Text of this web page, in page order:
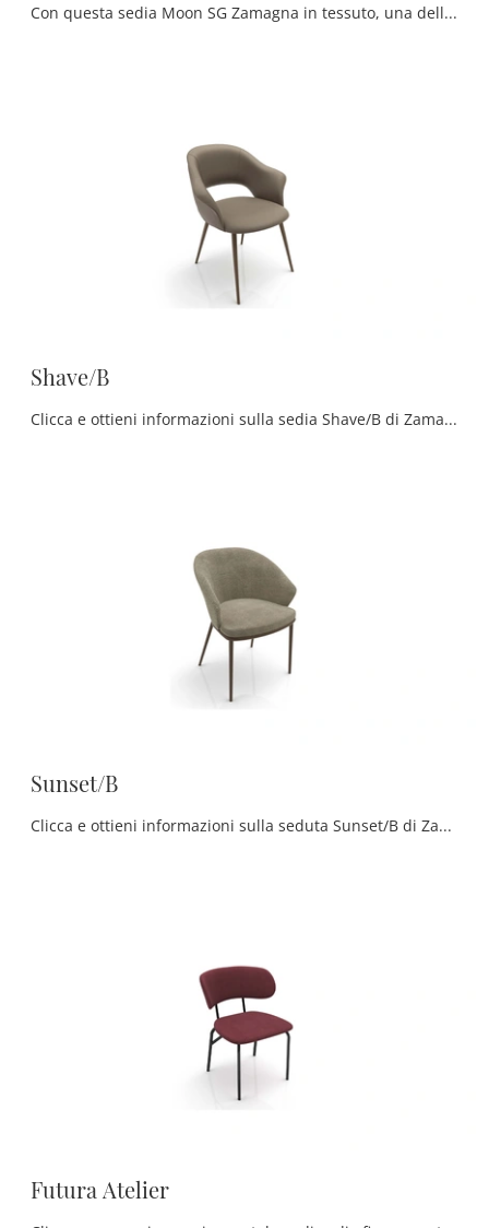
Con questa sedia Moon SG Zamagna in tessuto, una delle nostre sedute sgabelli moderne, potrai arricchire i tuoi interni.
Shave/B
Clicca e ottieni informazioni sulla sedia Shave/B di Zamagna in pelle: le più esclusive Sedie fisse moderne ti attendono.
Sunset/B
Clicca e ottieni informazioni sulla seduta Sunset/B di Zamagna in tessuto: le più originali Sedie fisse moderne ti aspettano.
Futura Atelier